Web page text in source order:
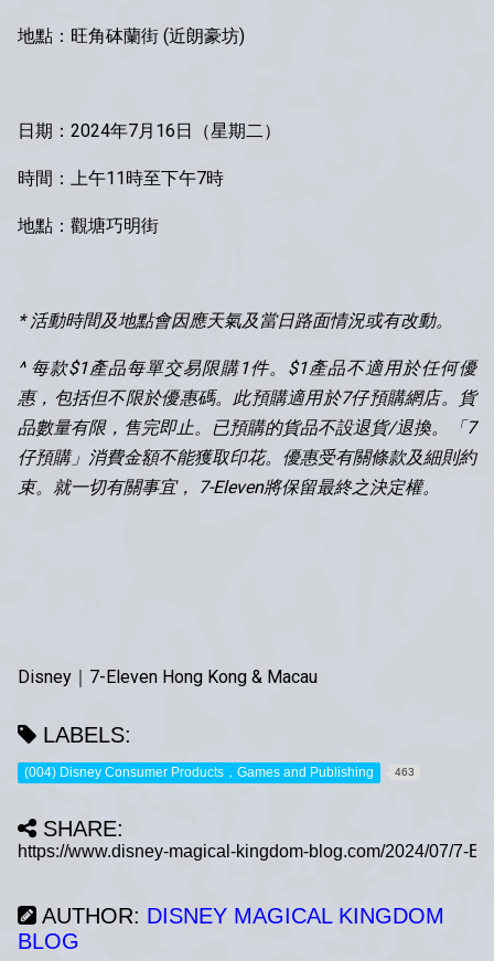
地點：旺角砵蘭街 (近朗豪坊)
日期：2024年7月16日（星期二）
時間：上午11時至下午7時
地點：觀塘巧明街
* 活動時間及地點會因應天氣及當日路面情況或有改動。
^ 每款$1產品每單交易限購1件。$1產品不適用於任何優
惠，包括但不限於優惠碼。此預購適用於7仔預購網店。貨
品數量有限，售完即止。已預購的貨品不設退貨/退換。「7
仔預購」消費金額不能獲取印花。優惠受有關條款及細則約
束。就一切有關事宜， 7-Eleven將保留最終之決定權。
Disney｜7-Eleven Hong Kong & Macau
LABELS:
(004) Disney Consumer Products，Games and Publishing 463
SHARE:
AUTHOR: DISNEY MAGICAL KINGDOM
BLOG